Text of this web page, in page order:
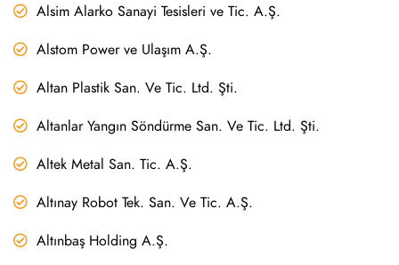
Alsim Alarko Sanayi Tesisleri ve Tic. A.Ş.
Alstom Power ve Ulaşım A.Ş.
Altan Plastik San. Ve Tic. Ltd. Şti.
Altanlar Yangın Söndürme San. Ve Tic. Ltd. Şti.
Altek Metal San. Tic. A.Ş.
Altınay Robot Tek. San. Ve Tic. A.Ş.
Altınbaş Holding A.Ş.